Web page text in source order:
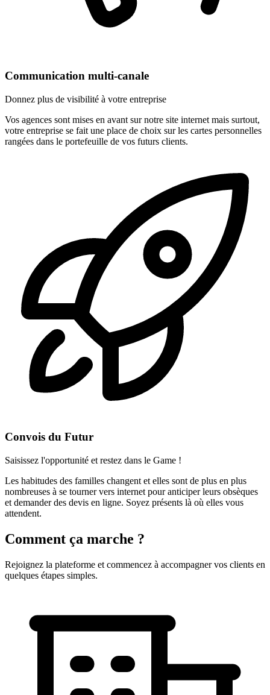
Communication multi-canale
Donnez plus de visibilité à votre entreprise
Vos agences sont mises en avant sur notre site internet mais surtout,
votre entreprise se fait une place de choix sur les cartes personnelles
rangées dans le portefeuille de vos futurs clients.
Convois du Futur
Saisissez l'opportunité et restez dans le Game !
Les habitudes des familles changent et elles sont de plus en plus
nombreuses à se tourner vers internet pour anticiper leurs obsèques
et demander des devis en ligne. Soyez présents là où elles vous
attendent.
Comment ça marche ?
Rejoignez la plateforme et commencez à accompagner vos clients en
quelques étapes simples.